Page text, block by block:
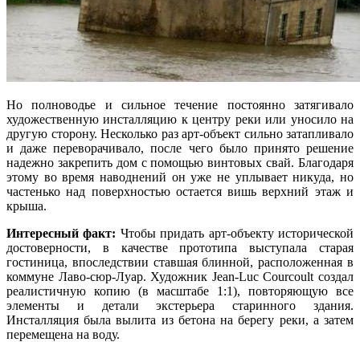
Но полноводье и сильное течение постоянно затягивало
художественную инсталляцию к центру реки или уносило на
другую сторону. Несколько раз арт-объект сильно затапливало
и даже переворачивало, после чего было принято решение
надежно закрепить дом с помощью винтовых свай. Благодаря
этому во время наводнений он уже не уплывает никуда, но
частенько над поверхностью остается вишь верхний этаж и
крыша.
Интересный факт: Чтобы придать арт-объекту исторической
достоверности, в качестве прототипа выступала старая
гостиница, впоследствии ставшая блинной, расположенная в
коммуне Лаво-сюр-Луар. Художник Jean-Luc Courcoult создал
реалистичную копию (в масштабе 1:1), повторяющую все
элементы и детали экстерьера старинного здания.
Инсталляция была вылита из бетона на берегу реки, а затем
перемещена на воду.